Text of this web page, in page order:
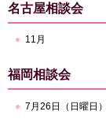
名古屋相談会
11月
福岡相談会
7月26日（日曜日）